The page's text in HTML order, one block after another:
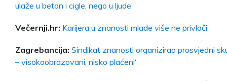
ulaže u beton i cigle, nego u ljude’
Večernji.hr: Karijera u znanosti mlade više ne privlači
Zagrebancija: Sindikat znanosti organizirao prosvjedni
– visokoobrazovani, nisko plaćeni‘